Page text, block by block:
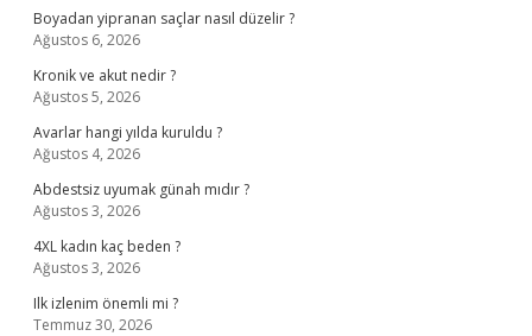
Boyadan yipranan saçlar nasıl düzelir ?
Ağustos 6, 2026
Kronik ve akut nedir ?
Ağustos 5, 2026
Avarlar hangi yılda kuruldu ?
Ağustos 4, 2026
Abdestsiz uyumak günah mıdır ?
Ağustos 3, 2026
4XL kadın kaç beden ?
Ağustos 3, 2026
Ilk izlenim önemli mi ?
Temmuz 30, 2026